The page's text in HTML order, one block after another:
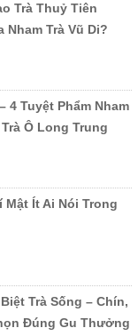
Trà Thuỷ Tiên
Trà Vũ Di?
4 Tuyệt Phẩm Nham
Ô Long Trung
Mật Ít Ai Nói Trong
Trà Sống – Chín,
Đúng Gu Thưởng